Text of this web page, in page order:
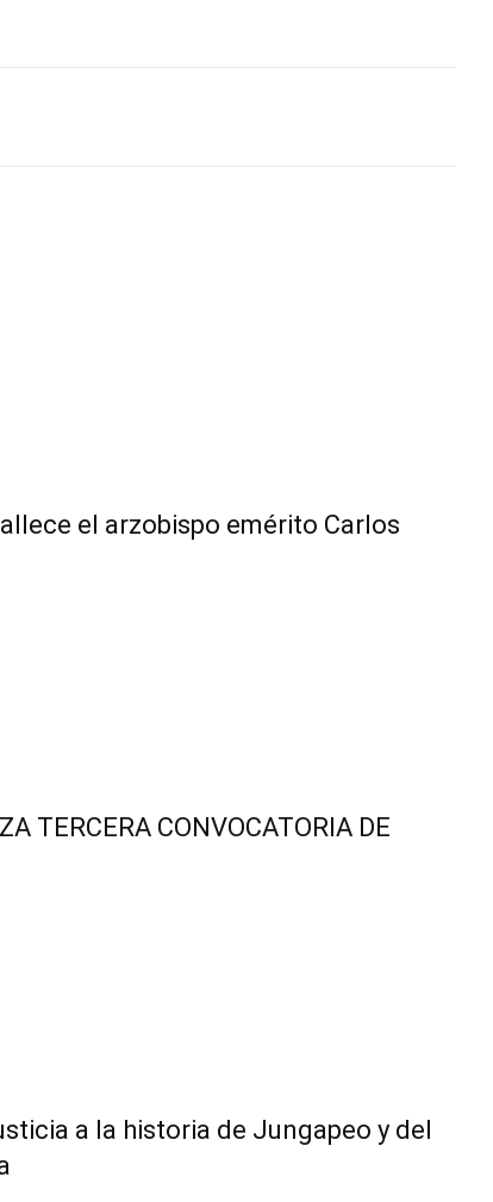
el arzobispo emérito Carlos
TERCERA CONVOCATORIA DE
a la historia de Jungapeo y del